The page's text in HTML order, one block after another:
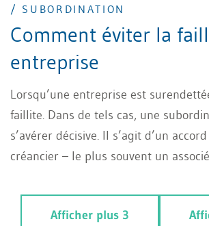
/ SUBORDINATION
Comment éviter la
entreprise
Lorsqu’une entreprise est
faillite. Dans de tels cas, une
s’avérer décisive. Il s’agit d’un
créancier – le plus souvent un
les autres créanciers n’ont pas été
Cette mesure allège le bilan, crée
Afficher plus 3